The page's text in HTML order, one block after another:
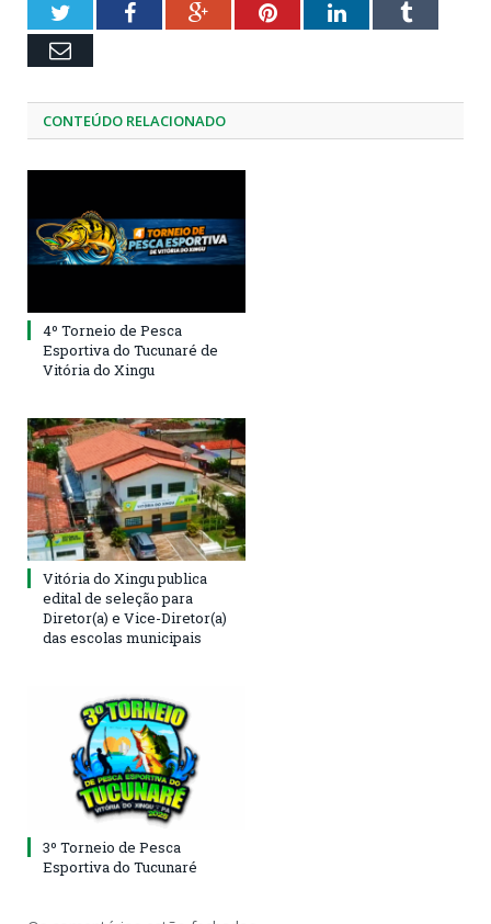
TwitterFacebookGoogle+PinterestLinkedInTumblr
Email
CONTEÚDO RELACIONADO
4º Torneio de Pesca
Esportiva do Tucunaré de
Vitória do Xingu
Vitória do Xingu publica
edital de seleção para
Diretor(a) e Vice-Diretor(a)
das escolas municipais
3º Torneio de Pesca
Esportiva do Tucunaré